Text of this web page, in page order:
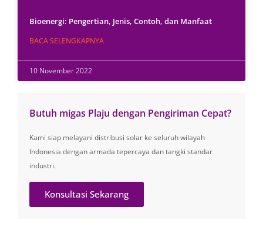
Bioenergi: Pengertian, Jenis, Contoh, dan Manfaat
BACA SELENGKAPNYA
10 November 2022
Butuh migas Plaju dengan Pengiriman Cepat?
Kami siap melayani distribusi solar ke seluruh wilayah
Indonesia dengan armada tepercaya dan tangki standar
industri.
Konsultasi Sekarang